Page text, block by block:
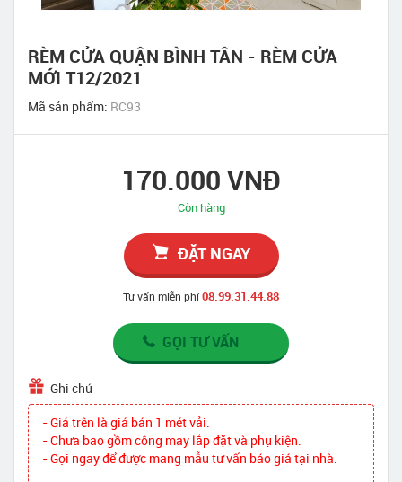
RÈM CỬA QUẬN BÌNH TÂN - RÈM CỬA
MỚI T12/2021
Mã sản phẩm: RC93
170.000 VNĐ
Còn hàng
ĐẶT NGAY
Tư vấn miễn phí08.99.31.44.88
GỌI TƯ VẤN
Ghi chú
- Giá trên là giá bán 1 mét vải.
- Chưa bao gồm công may lắp đặt và phụ kiện.
- Gọi ngay để được mang mẫu tư vấn báo giá tại nhà.